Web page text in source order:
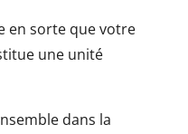
en sorte que votre
une unité
dans la